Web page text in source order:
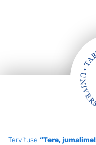
Tervituse “Tere,